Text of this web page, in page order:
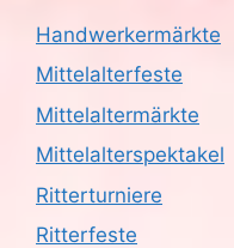
Handwerkermärkte
Mittelalterfeste
Mittelaltermärkte
Mittelalterspektakel
Ritterturniere
Ritterfeste